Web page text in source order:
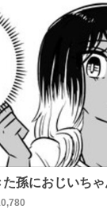
た孫におじいち
#漫画が読める